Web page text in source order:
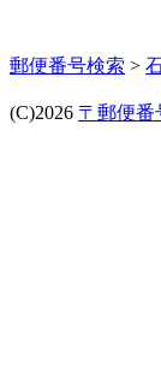
郵便番号検索 >
(C)2026 〒郵便番